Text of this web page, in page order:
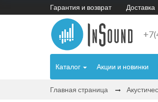
Гарантия и возврат Доставка
Каталог Акции и новинки
Главная страница